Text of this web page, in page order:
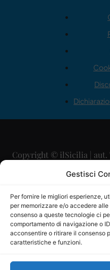
Gestisci
Per fornire le migliori esperienze,
per memorizzare e/o accedere
consenso a queste tecnologie ci
comportamento di navigazione o
acconsentire o ritirare il consenso
caratteristiche e funzioni.
Copyright © ilSicilia | aut.
29/
Direttore
Direttore